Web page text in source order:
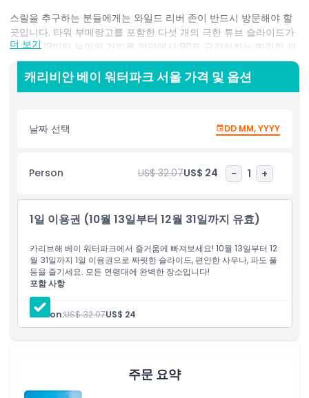
스릴을 추구하는 분들에게는 와일드 리버 존이 반드시 방문해야 할
곳입니다. 타워 부메랑고를 포함한 다섯 개의 극한 튜브 슬라이드가
있으며, 19미터 높이의 가파른 언덕에서 90도 급강하하는 짜릿한 체
험을 할 수 있습니다. 여기의 파도풀은 모험을 원하는 이들에게 추가
적인 짜릿함을 선사합니다.
상의 번잡함을 벗어날 수 있습니다.
어린이들을 위해 특별히 디자인되었으며, 재미있는 시소, 미끄럼틀,
비안 베이에는 활동 사이사이에 쉴 수 있는 많은 휴게 공간과 에너지
를 유지할 수 있는 음식 및 음료 옵션도 마련되어 있습니다.
짜릿한 워터 슬라이드를 원하시든 차분하고 상쾌한 휴식을 원하시
든, 캐리비안 베이 워터파크는 모두를 위한 무언가를 제공합니다. 가
족이나 친구와 함께 이 독특한 명소에서 완벽한 하루를 만들어 보세
더 보기
캐리비안 베이 워터파크 서울 가격 및 옵션
날짜 선택 DD MM, YYYY
Person US$ 32.07US$ 24 - 1 +
1일 이용권 (10월 13일부터 12월 31일까지 유효)
카리브해 베이 워터파크에서 즐거움에 빠져보세요! 10월 13일부터 12
월 31일까지 1일 이용권으로 짜릿한 슬라이드, 편안한 사우나, 파도 풀
등을 즐기세요. 모든 연령대에 완벽한 장소입니다!
포함 사항
캐리비안 베이 워터파크 – 1일 이용권
Person:US$ 32.07US$ 24
주문 요약